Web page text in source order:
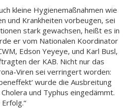
kleine Hygienemaßnahmen wie
und Krankheiten vorbeugen, sei
stark gewachsen, heißt es in
er vom Nationalen Koordinator
Edson Yeyeye, und Karl Busl,
der KAB. Nicht nur das
Viren sei verringert worden:
wurde die Ausbreitung
und Typhus eingedämmt.